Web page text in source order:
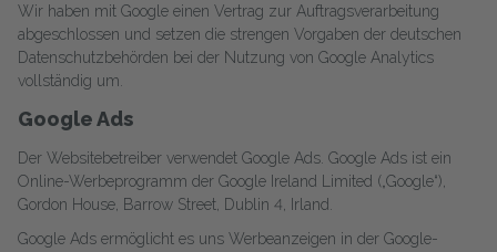
Wir haben mit Google einen Vertrag zur Auftragsverarbeitung
abgeschlossen und setzen die strengen Vorgaben der deutschen
Datenschutzbehörden bei der Nutzung von Google Analytics
vollständig um.
Google Ads
Der Websitebetreiber verwendet Google Ads. Google Ads ist ein
Online-Werbeprogramm der Google Ireland Limited („Google“),
Gordon House, Barrow Street, Dublin 4, Irland.
Google Ads ermöglicht es uns Werbeanzeigen in der Google-